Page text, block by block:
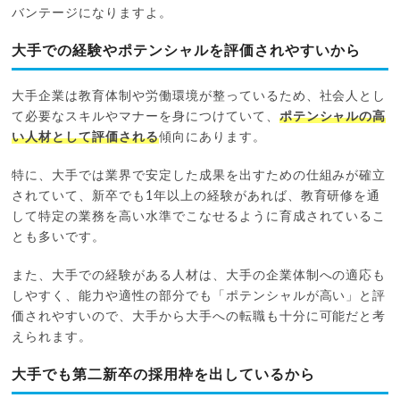
バンテージになりますよ。
大手での経験やポテンシャルを評価されやすいから
大手企業は教育体制や労働環境が整っているため、社会人とし
て必要なスキルやマナーを身につけていて、 ポテンシャルの高
い人材として評価される傾向にあります。
特に、大手では業界で安定した成果を出すための仕組みが確立
されていて、新卒でも1年以上の経験があれば、教育研修を通
して特定の業務を高い水準でこなせるように育成されているこ
とも多いです。
また、大手での経験がある人材は、大手の企業体制への適応も
しやすく、能力や適性の部分でも「ポテンシャルが高い」と評
価されやすいので、大手から大手への転職も十分に可能だと考
えられます。
大手でも第二新卒の採用枠を出しているから